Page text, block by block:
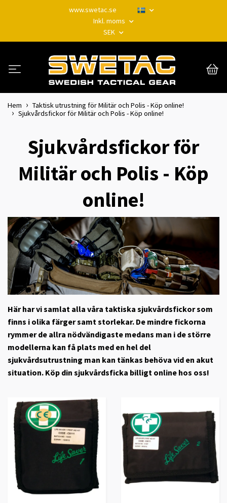
www.swetac.se
Inkl. moms
SEK
Hem
Taktisk utrustning för Militär och Polis - Köp online!
Sjukvårdsfickor för Militär och Polis - Köp online!
Sjukvårdsfickor för
Militär och Polis - Köp
online!
Här har vi samlat alla våra taktiska sjukvårdsfickor som
finns i olika färger samt storlekar. De mindre fickorna
rymmer de allra nödvändigaste medans man i de större
modellerna kan få plats med en hel del
sjukvårdsutrustning man kan tänkas behöva vid en akut
situation. Köp din sjukvårdsficka billigt online hos oss!